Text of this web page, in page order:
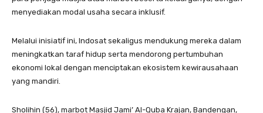
menyediakan modal usaha secara inklusif.
Melalui inisiatif ini, Indosat sekaligus mendukung mereka dalam
meningkatkan taraf hidup serta mendorong pertumbuhan
ekonomi lokal dengan menciptakan ekosistem kewirausahaan
yang mandiri.
Sholihin (56), marbot Masjid Jami’ Al-Quba Krajan, Bandengan,